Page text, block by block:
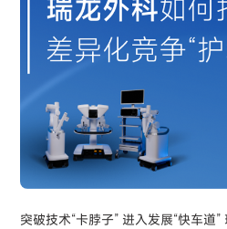
突破技术“卡脖子” 进入发展“快车道